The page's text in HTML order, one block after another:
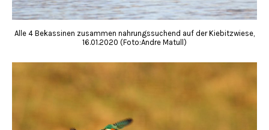
Alle 4 Bekassinen zusammen nahrungssuchend auf der Kiebitzwiese,
16.01.2020 (Foto:Andre Matull)